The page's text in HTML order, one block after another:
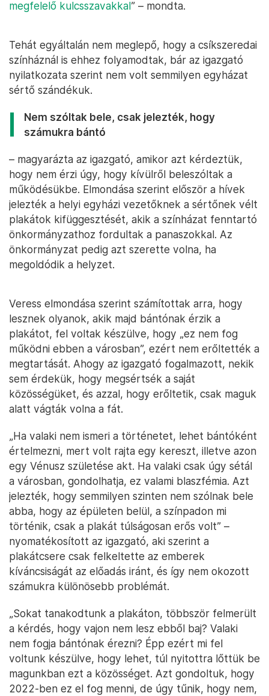
megfelelő kulcsszavakkal” – mondta.
Tehát egyáltalán nem meglepő, hogy a csíkszeredai
színháznál is ehhez folyamodtak, bár az igazgató
nyilatkozata szerint nem volt semmilyen egyházat
sértő szándékuk.
Nem szóltak bele, csak jelezték, hogy
számukra bántó
– magyarázta az igazgató, amikor azt kérdeztük,
hogy nem érzi úgy, hogy kívülről beleszóltak a
működésükbe. Elmondása szerint először a hívek
jelezték a helyi egyházi vezetőknek a sértőnek vélt
plakátok kifüggesztését, akik a színházat fenntartó
önkormányzathoz fordultak a panaszokkal. Az
önkormányzat pedig azt szerette volna, ha
megoldódik a helyzet.
Veress elmondása szerint számítottak arra, hogy
lesznek olyanok, akik majd bántónak érzik a
plakátot, fel voltak készülve, hogy „ez nem fog
működni ebben a városban”, ezért nem erőltették a
megtartását. Ahogy az igazgató fogalmazott, nekik
sem érdekük, hogy megsértsék a saját
közösségüket, és azzal, hogy erőltetik, csak maguk
alatt vágták volna a fát.
„Ha valaki nem ismeri a történetet, lehet bántóként
értelmezni, mert volt rajta egy kereszt, illetve azon
egy Vénusz születése akt. Ha valaki csak úgy sétál
a városban, gondolhatja, ez valami blaszfémia. Azt
jelezték, hogy semmilyen szinten nem szólnak bele
abba, hogy az épületen belül, a színpadon mi
történik, csak a plakát túlságosan erős volt” –
nyomatékosított az igazgató, aki szerint a
plakátcsere csak felkeltette az emberek
kíváncsiságát az előadás iránt, és így nem okozott
számukra különösebb problémát.
„Sokat tanakodtunk a plakáton, többször felmerült
a kérdés, hogy vajon nem lesz ebből baj? Valaki
nem fogja bántónak érezni? Épp ezért mi fel
voltunk készülve, hogy lehet, túl nyitottra lőttük be
magunkban ezt a közösséget. Azt gondoltuk, hogy
2022-ben ez el fog menni, de úgy tűnik, hogy nem,